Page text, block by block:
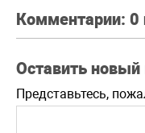
Комментарии: 0
Оставить
Представьтесь,